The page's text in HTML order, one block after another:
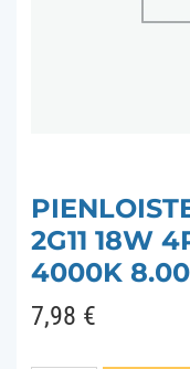
2G11 18W
4000K
7,98 €